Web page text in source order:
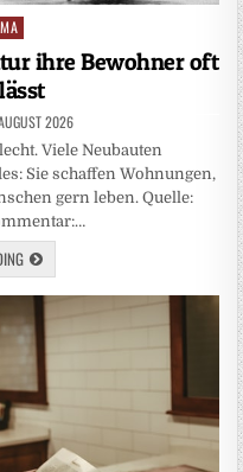
ihre Bewohner oft
2026
Viele Neubauten
Sie schaffen Wohnungen,
gern leben. Quelle: